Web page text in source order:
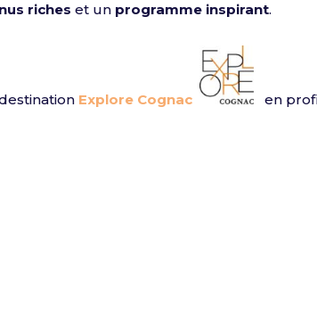
riches et un programme inspirant.
Explore Cognac
en